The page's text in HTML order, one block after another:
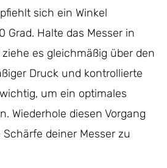
sich ein Winkel
Grad. Halte das Messer in
es gleichmäßig über den
Druck und kontrollierte
um ein optimales
Wiederhole diesen Vorgang
deiner Messer zu